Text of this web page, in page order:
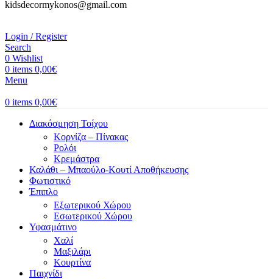
kidsdecormykonos@gmail.com
Login / Register
Search
0 Wishlist
0 items 0,00€
Menu
0 items 0,00€
Διακόσμηση Τοίχου
Κορνίζα – Πίνακας
Ρολόι
Κρεμάστρα
Καλάθι – Μπαούλο-Κουτί Αποθήκευσης
Φωτιστικό
Έπιπλο
Εξωτερικού Χώρου
Εσωτερικού Χώρου
Υφασμάτινο
Χαλί
Μαξιλάρι
Κουρτίνα
Παιχνίδι